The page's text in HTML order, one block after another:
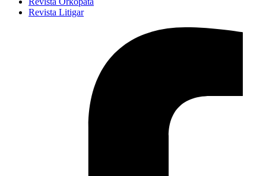
Revista Litigar